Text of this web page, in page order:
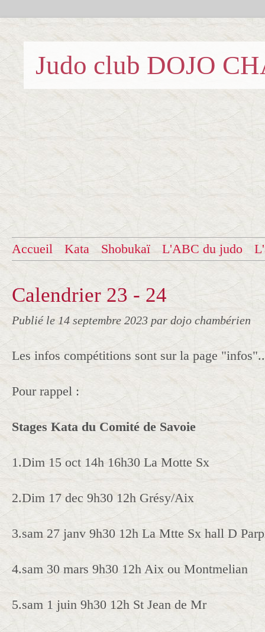
Judo club DOJO
Accueil Kata Shobukaï L'ABC du judo
Calendrier 23 - 24
Publié le 14 septembre 2023 par dojo chambérien
Les infos compétitions sont sur la page
Pour rappel :
Stages Kata du Comité de Savoie
1.Dim 15 oct 14h 16h30 La Motte Sx
2.Dim 17 dec 9h30 12h Grésy/Aix
3.sam 27 janv 9h30 12h La Mtte Sx hall D
4.sam 30 mars 9h30 12h Aix ou Montmelian
5.sam 1 juin 9h30 12h St Jean de Mr